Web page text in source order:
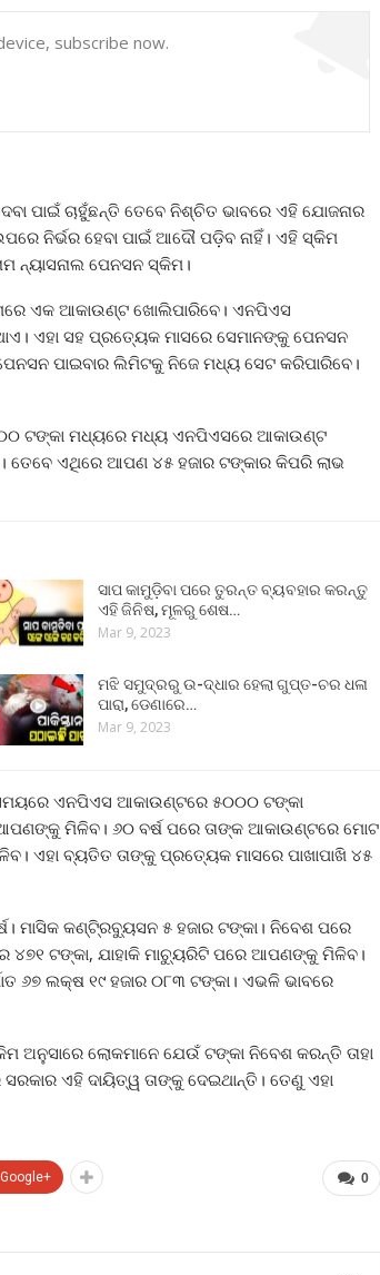
subscribe now.
ପାଇଁ ଚାହୁଁଛନ୍ତି ତେବେ ନିଶ୍ଚିତ ଭାବରେ ଏହି ଯୋଜନାର
ନିର୍ଭର ହେବା ପାଇଁ ଆଦୌ ପଡ଼ିବ ନାହିଁ। ଏହି ସ୍କିମ
ନ୍ୟାସନାଲ ପେନସନ ସ୍କିମ।
ଏକ ଆକାଉଣ୍ଟ ଖୋଲିପାରିବେ। ଏନପିଏସ
ଏହା ସହ ପ୍ରତ୍ୟେକ ମାସରେ ସେମାନଙ୍କୁ ପେନସନ
ପାଇବାର ଲିମିଟକୁ ନିଜେ ମଧ୍ୟ ସେଟ କରିପାରିବେ।
ଟଙ୍କା ମଧ୍ୟରେ ମଧ୍ୟ ଏନପିଏସରେ ଆକାଉଣ୍ଟ
ତେବେ ଏଥିରେ ଆପଣ ୪୫ ହଜାର ଟଙ୍କାର କିପରି ଲାଭ
ସାପ କାମୁଡ଼ିବା ପରେ ତୁରନ୍ତ ବ୍ୟବହାର କରନ୍ତୁ
ଏହି ଜିନିଷ, ମୂଳରୁ ଶେଷ…
Mar 9, 2023
ମଝି ସମୁଦ୍ରରୁ ଉ-ଦ୍ଧାର ହେଲା ଗୁପ୍ତ-ଚର ଧଳା
ପାରା, ଡେଣାରେ…
Mar 9, 2023
ଏନପିଏସ ଆକାଉଣ୍ଟରେ ୫୦୦୦ ଟଙ୍କା
ମିଳିବ। ୬୦ ବର୍ଷ ପରେ ତାଙ୍କ ଆକାଉଣ୍ଟରେ ମୋଟ
ଏହା ବ୍ୟତିତ ତାଙ୍କୁ ପ୍ରତ୍ୟେକ ମାସରେ ପାଖାପାଖି ୪୫
ମାସିକ କଣ୍ଟି୍ରବ୍ୟୁସନ ୫ ହଜାର ଟଙ୍କା। ନିବେଶ ପରେ
୪୭୧ ଟଙ୍କା, ଯାହାକି ମାଚ୍ୟୁରିଟି ପରେ ଆପଣଙ୍କୁ ମିଳିବ।
୬୭ ଲକ୍ଷ ୧୯ ହଜାର ୦୮୩ ଟଙ୍କା। ଏଭଳି ଭାବରେ
ଲୋକମାନେ ଯେଉଁ ଟଙ୍କା ନିବେଶ କରନ୍ତି ତାହା
ଏହି ଦାୟିତ୍ୱ ତାଙ୍କୁ ଦେଇଥାନ୍ତି। ତେଣୁ ଏହା
0
Google+